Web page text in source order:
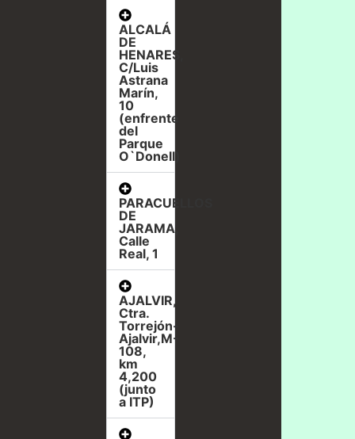
ALCALÁ
DE
HENARES,
C/Luis
Astrana
Marín,
10
(enfrente
del
Parque
O`Donell)
PARACUELLOS
DE
JARAMA,
Calle
Real, 1
AJALVIR,
Ctra.
Torrejón-
Ajalvir,M-
108,
km
4,200
(junto
a ITP)